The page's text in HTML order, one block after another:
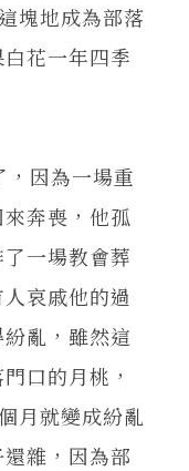
塊地成為部落
花一年四季
因為一場重
奔喪，他孤
一場教會葬
哀戚他的過
亂，雖然這
口的月桃，
月就變成紛亂
雜，因為部